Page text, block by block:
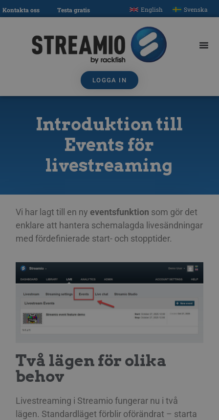
Kontakta oss Testa gratis English Svenska
LOGGA IN
Introduktion till
Events för
livestreaming
Vi har lagt till en nyeventsfunktion som gör det
enklare att hantera schemalagda livesändningar
med fördefinierade start- och stopptider.
Två lägen för olika
behov
Livestreaming i Streamio fungerar nu i två
lägen. Standardläget förblir oförändrat – starta